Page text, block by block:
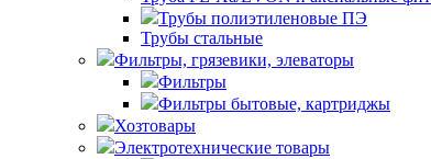
Трубы полиэтиленовые ПЭ
Трубы стальные
Фильтры, грязевики, элеваторы
Фильтры
Фильтры бытовые, картриджы
Хозтовары
Электротехнические товары